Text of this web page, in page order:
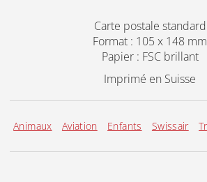
Carte postale standard
Format : 105 x 148 mm
Papier : FSC brillant
Imprimé en Suisse
Animaux Aviation Enfants Swissair